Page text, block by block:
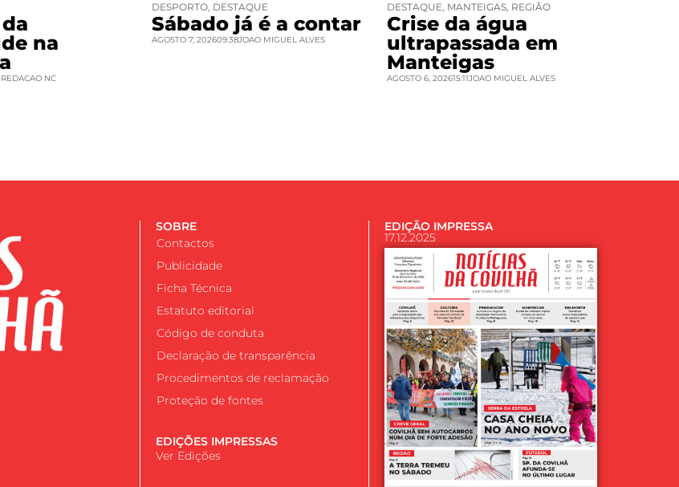
na
REDACAO NC
DESPORTO, DESTAQUE
Sábado já é a contar
AGOSTO 7, 202609:38JOAO MIGUEL ALVES
DESTAQUE, MANTEIGAS, REGIÃO
Crise da água
ultrapassada em
Manteigas
AGOSTO 6, 202615:11JOAO MIGUEL ALVES
SOBRE
Contactos
Publicidade
Ficha Técnica
Estatuto editorial
Código de conduta
Declaração de transparência
Procedimentos de reclamação
Proteção de fontes
EDIÇÕES IMPRESSAS
Ver Edições
EDIÇÃO IMPRESSA
17.12.2025